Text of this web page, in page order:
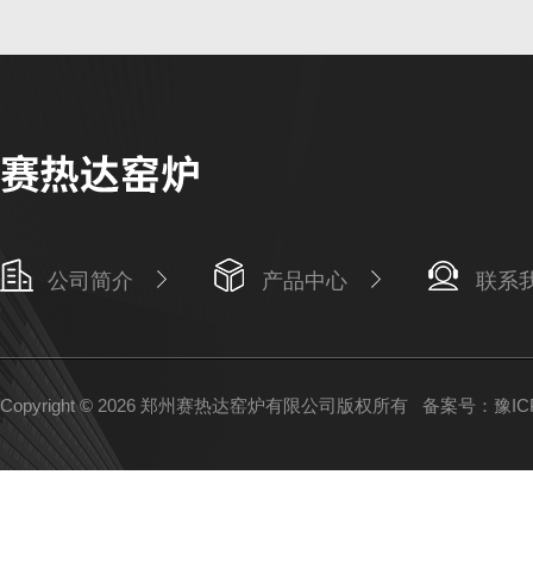
公司简介 产品中心 联系
Copyright © 2026 郑州赛热达窑炉有限公司版权所有 备案号：豫